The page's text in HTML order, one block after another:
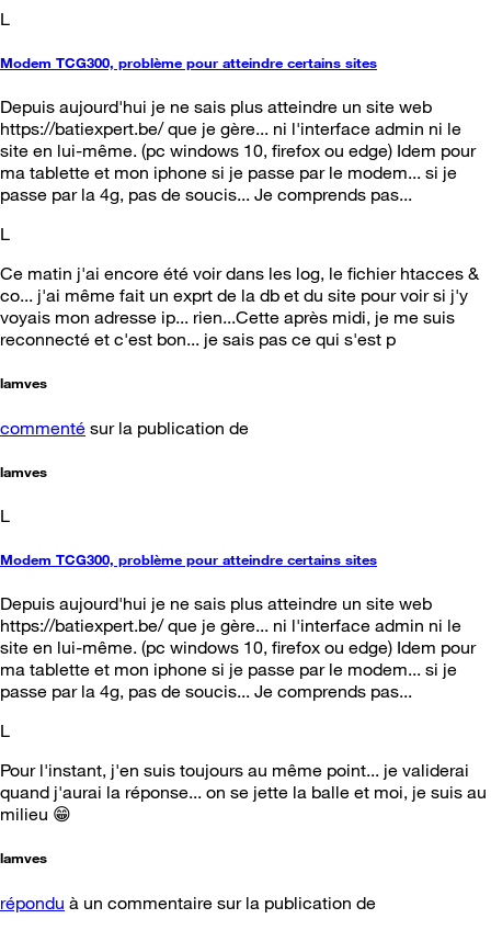
L
Modem TCG300, problème pour atteindre certains sites
Depuis aujourd'hui je ne sais plus atteindre un site web
https://batiexpert.be/ que je gère... ni l'interface admin ni le
site en lui-même. (pc windows 10, firefox ou edge) Idem pour
ma tablette et mon iphone si je passe par le modem... si je
passe par la 4g, pas de soucis... Je comprends pas...
L
Ce matin j'ai encore été voir dans les log, le fichier htacces &
co... j'ai même fait un exprt de la db et du site pour voir si j'y
voyais mon adresse ip... rien...Cette après midi, je me suis
reconnecté et c'est bon... je sais pas ce qui s'est p
lamves
commenté sur la publication de
lamves
L
Modem TCG300, problème pour atteindre certains sites
Depuis aujourd'hui je ne sais plus atteindre un site web
https://batiexpert.be/ que je gère... ni l'interface admin ni le
site en lui-même. (pc windows 10, firefox ou edge) Idem pour
ma tablette et mon iphone si je passe par le modem... si je
passe par la 4g, pas de soucis... Je comprends pas...
L
Pour l'instant, j'en suis toujours au même point... je validerai
quand j'aurai la réponse... on se jette la balle et moi, je suis au
milieu 😁
lamves
répondu à un commentaire sur la publication de